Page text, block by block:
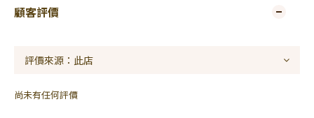
顧客評價
尚未有任何評價